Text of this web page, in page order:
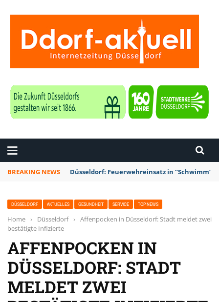
BREAKING NEWS Düsseldorf: Feuerwehreinsatz in “Schwimm’
DÜSSELDORF AKTUELLES GESUNDHEIT SERVICE TOP NEWS
Home › Düsseldorf › Affenpocken in Düsseldorf: Stadt meldet zwei
bestätigte Infizierte
AFFENPOCKEN IN
DÜSSELDORF: STADT
MELDET ZWEI